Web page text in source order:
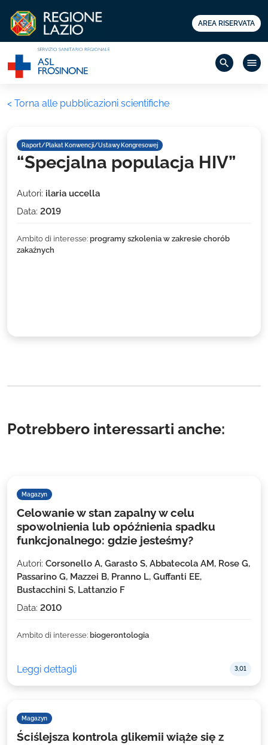
AREA RISERVATA
search menu
< Torna alle pubblicazioni scientifiche
Raport/Plakat Konwencji/Ustawy Kongresowej
“Specjalna populacja HIV”
Autori: ilaria uccella
Data: 2019
Ambito di interesse: programy szkolenia w zakresie chorób
zakaźnych
Potrebbero interessarti anche:
Magazyn
3,01
Celowanie w stan zapalny w celu
spowolnienia lub opóźnienia spadku
funkcjonalnego: gdzie jesteśmy?
Autori: Corsonello A, Garasto S, Abbatecola AM, Rose G,
Passarino G, Mazzei B, Pranno L, Guffanti EE,
Bustacchini S, Lattanzio F
Data: 2010
Ambito di interesse: biogerontologia
Leggi dettagli
Magazyn
Ściślejsza kontrola glikemii wiąże się z